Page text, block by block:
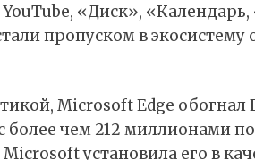
«Диск»,
пропуском в экосистему
Microsoft Edge обогнал
чем 212 миллионами
установила его в